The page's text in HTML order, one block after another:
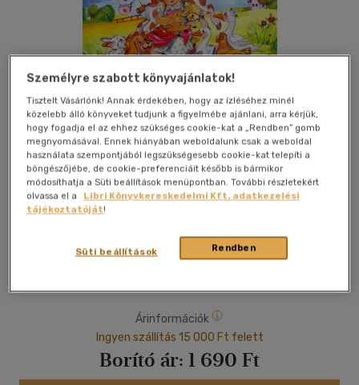
Kívánságlistához adom Megosztom
Pro Junior Könyvkiadó|2007|magyar nyelvű|leporello
oldal
Móra Ferenc rendkívül dallamos verses ábécéje, minden
nemzedék számára kedvenc olvasmánnyá válhat.
Árinformációk
Ingyen szállítás 15 000 Ft felett
Borító ár: 1 690 Ft
Személyre szabott könyvajánlatok!
Tisztelt Vásárlónk! Annak érdekében, hogy az ízléséhez minél
közelebb álló könyveket tudjunk a figyelmébe ajánlani, arra kérjük,
hogy fogadja el az ehhez szükséges cookie-kat a „Rendben” gomb
megnyomásával. Ennek hiányában weboldalunk csak a weboldal
használata szempontjából legszükségesebb cookie-kat telepíti a
böngészőjébe, de cookie-preferenciáit később is bármikor
módosíthatja a Süti beállítások menüpontban. További részletekért
olvassa el a
Libri Könyvkereskedelmi Kft. adatkezelési
tájékoztatóját!
Rendben
Süti beállítások